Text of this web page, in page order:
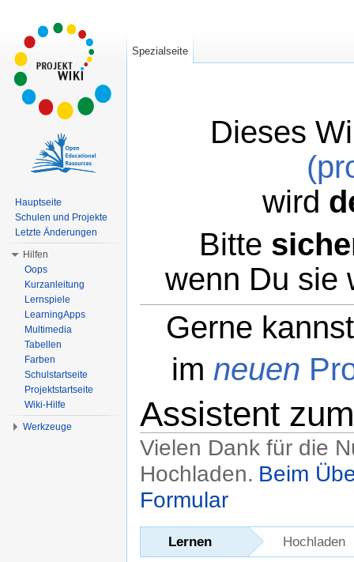
Dieses
wird
Bitte
wenn Du sie
Gerne
im neuen
Assistent
Vielen Dank für die
Hochladen. Beim
Formular
Lernen Hochladen
Spezialseite
Hauptseite
Schulen und Projekte
Letzte Änderungen
Hilfen
Oops
Kurzanleitung
Lernspiele
LearningApps
Multimedia
Tabellen
Farben
Schulstartseite
Projektstartseite
Wiki-Hilfe
Werkzeuge